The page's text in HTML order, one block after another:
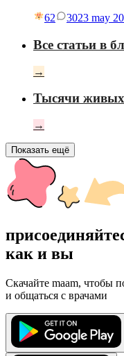
62 3023 may
Все статьи в
→
Тысячи
→
Показать ещё
как и вы
Скачайте maam, чтобы
и общаться с врачами